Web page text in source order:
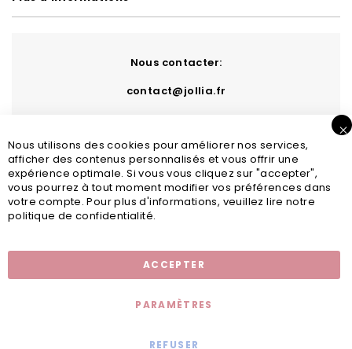
Nous contacter:
contact@jollia.fr
Nous utilisons des cookies pour améliorer nos services,
afficher des contenus personnalisés et vous offrir une
expérience optimale. Si vous vous cliquez sur "accepter",
vous pourrez à tout moment modifier vos préférences dans
votre compte. Pour plus d'informations, veuillez lire notre
politique de confidentialité.
ACCEPTER
PARAMÈTRES
REFUSER